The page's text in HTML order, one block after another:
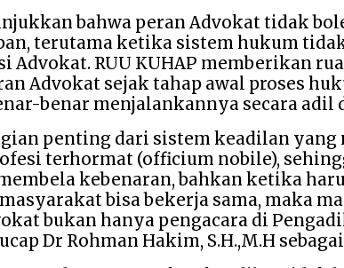
bahwa peran Advokat tidak
terutama ketika sistem hukum
Advokat. RUU KUHAP memberikan
Advokat sejak tahap awal proses
benar menjalankannya secara adil
penting dari sistem keadilan
terhormat (officium nobile),
kebenaran, bahkan ketika
bisa bekerja sama, maka
bukan hanya pengacara di
Dr Rohman Hakim, S.H.,M.H